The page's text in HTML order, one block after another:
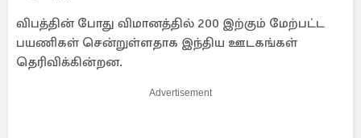
விபத்தின் போது விமானத்தில் 200 இற்கும் மேற்பட்ட
பயணிகள் சென்றுள்ளதாக இந்திய ஊடகங்கள்
தெரிவிக்கின்றன.
Advertisement